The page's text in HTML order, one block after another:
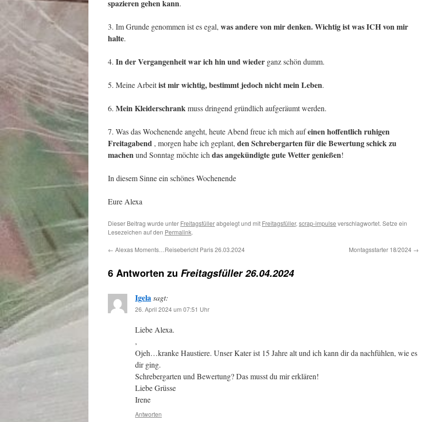
spazieren gehen kann.
3. Im Grunde genommen ist es egal, was andere von mir denken. Wichtig ist was ICH von mir
halte.
4. In der Vergangenheit war ich hin und wieder ganz schön dumm.
5. Meine Arbeitist mir wichtig, bestimmt jedoch nicht mein Leben.
6. Mein Kleiderschrankmuss dringend gründlich aufgeräumt werden.
7. Was das Wochenende angeht, heute Abend freue ich mich aufeinen hoffentlich ruhigen
Freitagabend , morgen habe ich geplant, den Schrebergarten für die Bewertung schick zu
machenund Sonntag möchte ich das angekündigte gute Wetter genießen!
In diesem Sinne ein schönes Wochenende
Eure Alexa
Dieser Beitrag wurde unter Freitagsfüllerabgelegt und mit Freitagsfüller, scrap-impulse verschlagwortet. Setze ein
Lesezeichen auf den Permalink.
← Alexas Moments…Reisebericht Paris 26.03.2024 Montagsstarter 18/2024 →
6 Antworten zu Freitagsfüller 26.04.2024
Igelasagt:
26. April 2024 um 07:51 Uhr
Liebe Alexa.
,
Ojeh…kranke Haustiere. Unser Kater ist 15 Jahre alt und ich kann dir da nachfühlen, wie es
dir ging.
Schrebergarten und Bewertung? Das musst du mir erklären!
Liebe Grüsse
Irene
Antworten